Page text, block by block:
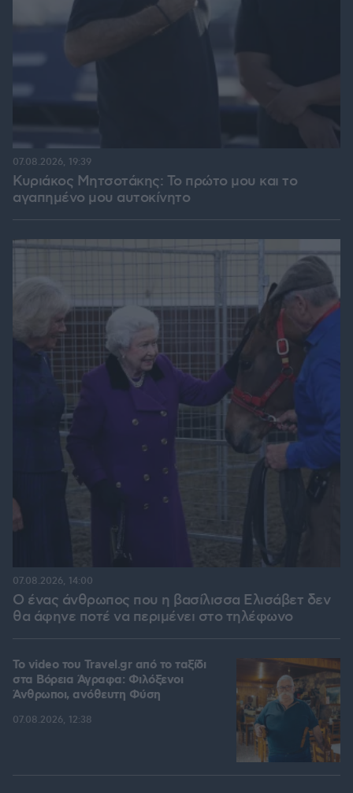
Κυριάκος Μητσοτάκης: Το πρώτο μου και το
αγαπημένο μου αυτοκίνητο
07.08.2026, 19:39
Ο ένας άνθρωπος που η βασίλισσα Ελισάβετ δεν
θα άφηνε ποτέ να περιμένει στο τηλέφωνο
07.08.2026, 14:00
To video του Travel.gr από το ταξίδι
στα Βόρεια Άγραφα: Φιλόξενοι
Άνθρωποι, ανόθευτη Φύση
07.08.2026, 12:38